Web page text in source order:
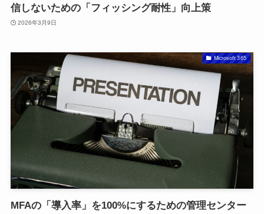
信しないための「フィッシング耐性」向上策
2026年3月9日
Microsoft 365
MFAの「導入率」を100%にするための管理センター